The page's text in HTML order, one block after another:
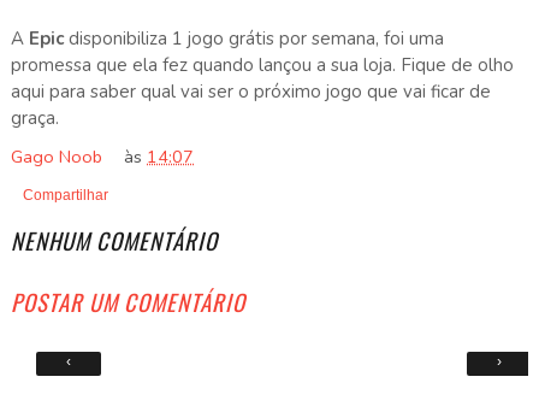
A Epicdisponibiliza 1 jogo grátis por semana, foi uma
promessa que ela fez quando lançou a sua loja. Fique de olho
aqui para saber qual vai ser o próximo jogo que vai ficar de
graça.
Gago Noob
às14:07
Compartilhar
NENHUM COMENTÁRIO
POSTAR UM COMENTÁRIO
‹ ›